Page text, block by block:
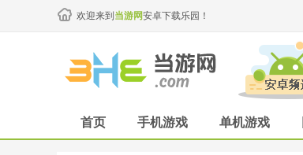
欢迎来到 当游网安卓下载乐园！
首页 手机游戏 单机游戏